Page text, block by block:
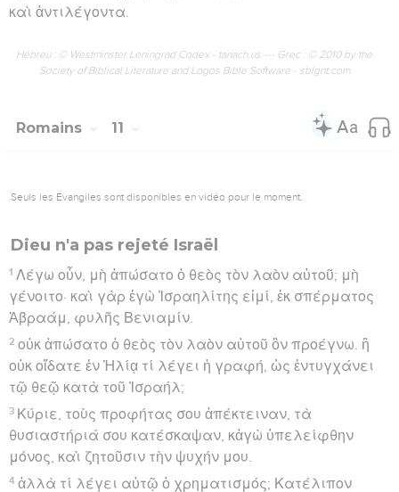
καὶ ἀντιλέγοντα.
Hébreu : © Westminster Leningrad Codex - tanach.us --- Grec : © 2010 by the
Society of Biblical Literature and Logos Bible Software - sblgnt.com
Romains 11
Seuls les Évangiles sont disponibles en vidéo pour le moment.
Dieu n'a pas rejeté Israël
1 Λέγω οὖν, μὴ ἀπώσατο ὁ θεὸς τὸν λαὸν αὐτοῦ; μὴ
γένοιτο· καὶ γὰρ ἐγὼ Ἰσραηλίτης εἰμί, ἐκ σπέρματος
Ἀβραάμ, φυλῆς Βενιαμίν.
2 οὐκ ἀπώσατο ὁ θεὸς τὸν λαὸν αὐτοῦ ὃν προέγνω. ἢ
οὐκ οἴδατε ἐν Ἠλίᾳ τί λέγει ἡ γραφή, ὡς ἐντυγχάνει
τῷ θεῷ κατὰ τοῦ Ἰσραήλ;
3 Κύριε, τοὺς προφήτας σου ἀπέκτειναν, τὰ
θυσιαστήριά σου κατέσκαψαν, κἀγὼ ὑπελείφθην
μόνος, καὶ ζητοῦσιν τὴν ψυχήν μου.
4 ἀλλὰ τί λέγει αὐτῷ ὁ χρηματισμός; Κατέλιπον